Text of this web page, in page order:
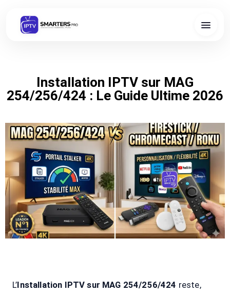
Installation IPTV sur MAG
254/256/424 : Le Guide Ultime 2026
L’Installation IPTV sur MAG 254/256/424 reste,